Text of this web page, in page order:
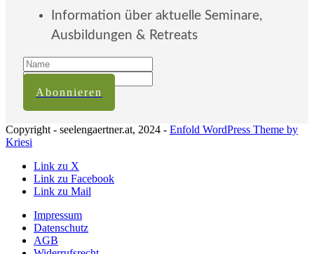
Information über aktuelle Seminare,
Ausbildungen & Retreats
Abonnieren
Copyright - seelengaertner.at, 2024 - Enfold WordPress Theme by
Kriesi
Link zu X
Link zu Facebook
Link zu Mail
Impressum
Datenschutz
AGB